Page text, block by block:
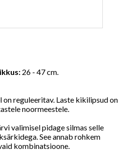
26 - 47 cm.
reguleeritav. Laste kikilipsud on
noormeestele.
valimisel pidage silmas selle
See annab rohkem
kombinatsioone.